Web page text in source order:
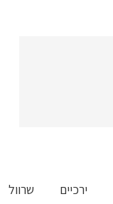
ירכיים שרוול